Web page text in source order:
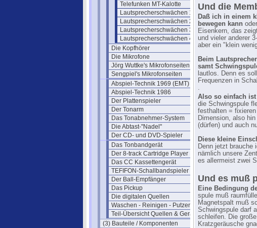
Telefunken MT-Kalotte
Lautsprecherschwächen 1
Lautsprecherschwächen 2
Lautsprecherschwächen 3
Lautsprecherschwächen 4
Die Kopfhörer
Die Mikrofone
Jörg Wuttke's Mikrofonseiten
Sengpiel's Mikrofonseiten
Abspiel-Technik 1969 (EMT)
Abspiel-Technik 1986
Der Plattenspieler
Der Tonarm
Das Tonabnehmer-System
Die Abtast-"Nadel"
Der CD- und DVD-Spieler
Das Tonbandgerät
Der 8-track Cartridge Player
Das CC Kassettengerät
TEFIFON-Schallbandspieler (1950)
Der Ball-Empfänger
Das Pickup
Die digitalen Quellen
Waschen - Reinigen - Putzen
Teil-Übersicht Quellen & Geräte
(3) Bauteile / Komponenten
Und die
Daß ich in einem
bewegen kann
Eisenkern, das
und vieler anderer
aber ein "klein
Beim
samt
lautlos. Denn es
Frequenzen in
.
Also so einfach
die Schwingspule
festhalten =
Dimension, also
(dürfen) und auch
Diese kleine
Denn jetzt brauche
nämlich unsere
es allermeist zwei
Und es muß
Eine Bedingung
spule muß
Magnetspalt muß
Schwingspule darf
schleifen. Die
Kratzgeräusche